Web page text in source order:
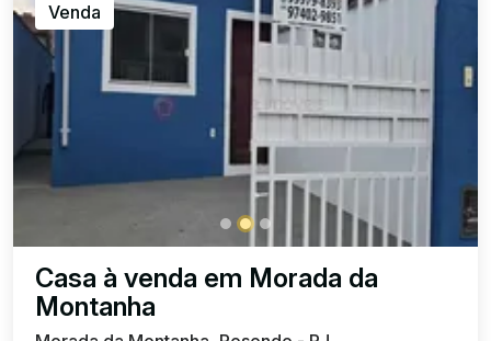
Venda
Casa à venda em Morada da
Montanha